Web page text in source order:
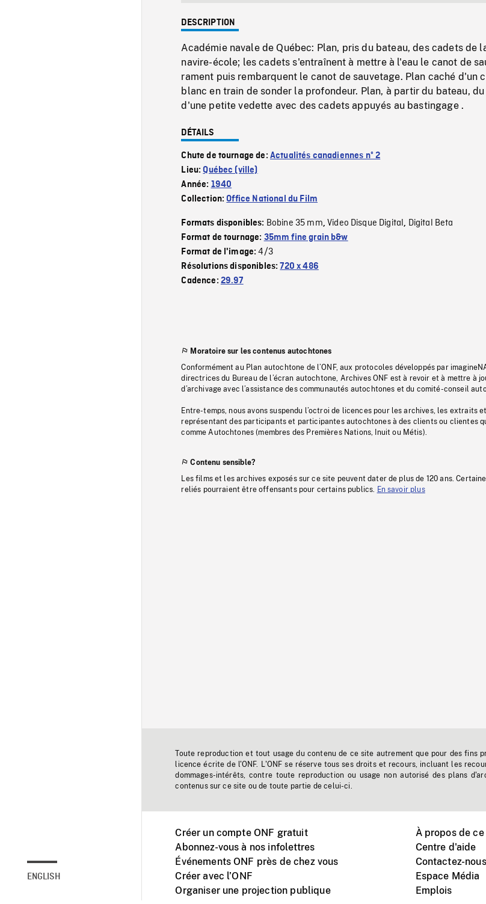
ENGLISH
DESCRIPTION
Académie navale de Québec: Plan, pris du bateau, des cadets de
navire-école; les cadets s'entraînent à mettre à l'eau le canot de
rament puis rembarquent le canot de sauvetage. Plan caché d'un
blanc en train de sonder la profondeur. Plan, à partir du bateau,
d'une petite vedette avec des cadets appuyés au bastingage .
DÉTAILS
Chute de tournage de: Actualités canadiennes nº 2
Lieu:Québec (ville)
Année: 1940
Collection:Office National du Film
Formats disponibles: Bobine 35 mm,Video Disque Digital, Digital Beta
Format de tournage: 35mm fine grain b&w
Format de l'image:4/3
Résolutions disponibles:720 x 486
Cadence: 29.97
Moratoire sur les contenus autochtones
Conformément au Plan autochtone de l’ONF, aux protocoles développés par
directrices du Bureau de l’écran autochtone, Archives ONF est à revoir et à mettre à
d’archivage avec l’assistance des communautés autochtones et du comité-conseil
Entre-temps, nous avons suspendu l’octroi de licences pour les archives, les extraits
représentant des participants et participantes autochtones à des clients ou clientes
comme Autochtones (membres des Premières Nations, Inuit ou Métis).
Contenu sensible?
Les films et les archives exposés sur ce site peuvent dater de plus de 120 ans.
reliés pourraient être offensants pour certains publics.
En savoir plus
Toute reproduction et tout usage du contenu de ce site autrement que pour des fins
licence écrite de l'ONF. L'ONF se réserve tous ses droits et recours, incluant les
dommages-intérêts, contre toute reproduction ou usage non autorisé des plans
contenus sur ce site ou de toute partie de celui-ci.
Créer un compte ONF gratuit
Abonnez-vous à nos infolettres
Événements ONF près de chez vous
Créer avec l’ONF
Organiser une projection publique
À propos de
Centre d'aide
Contactez-nous
Espace Média
Emplois